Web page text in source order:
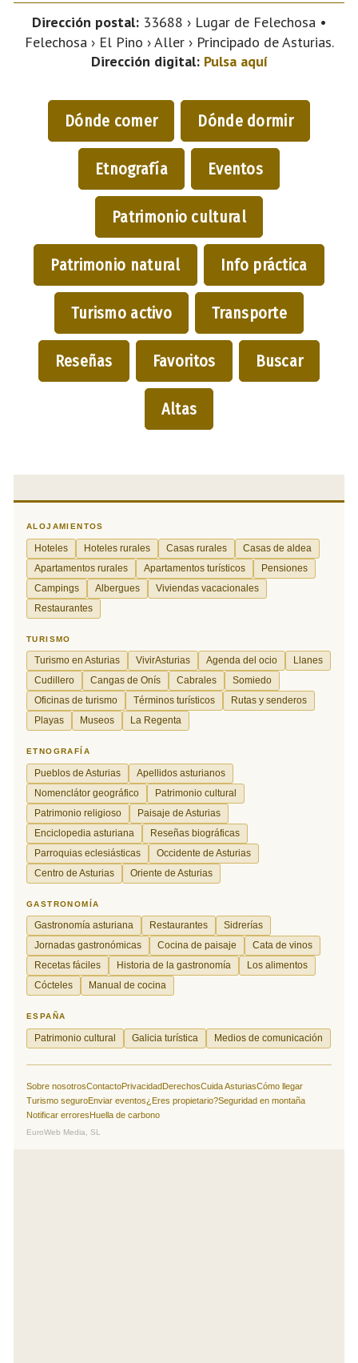
Dirección postal:33688 › Lugar de Felechosa •
Felechosa › El Pino › Aller › Principado de Asturias.
Dirección digital: Pulsa aquí
Dónde comer Dónde dormir
Etnografía Eventos
Patrimonio cultural
Patrimonio natural Info práctica
Turismo activo Transporte
Reseñas Favoritos Buscar
Altas